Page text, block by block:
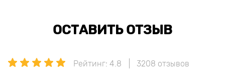
ОСТАВИТЬ ОТЗЫВ
Рейтинг: 4.8 3208 отзывов